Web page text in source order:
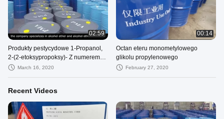
02:59
Produkty pestycydowe 1-Propanol,
2-(2-etoksypropoksy)- Z numerem
CAS 15764-24-6
March 16, 2020
00:14
Octan eteru monometylowego
glikolu propylenowego
February 27, 2020
Recent Videos